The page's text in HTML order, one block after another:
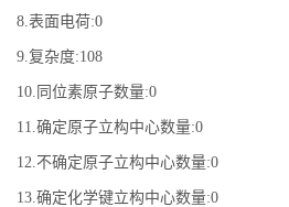
8.表面电荷:0
9.复杂度:108
10.同位素原子数量:0
11.确定原子立构中心数量:0
12.不确定原子立构中心数量:0
13.确定化学键立构中心数量:0